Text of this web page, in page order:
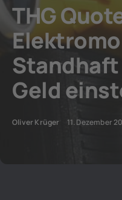
THG
Geld
Oliver Krüger 11. Dezember